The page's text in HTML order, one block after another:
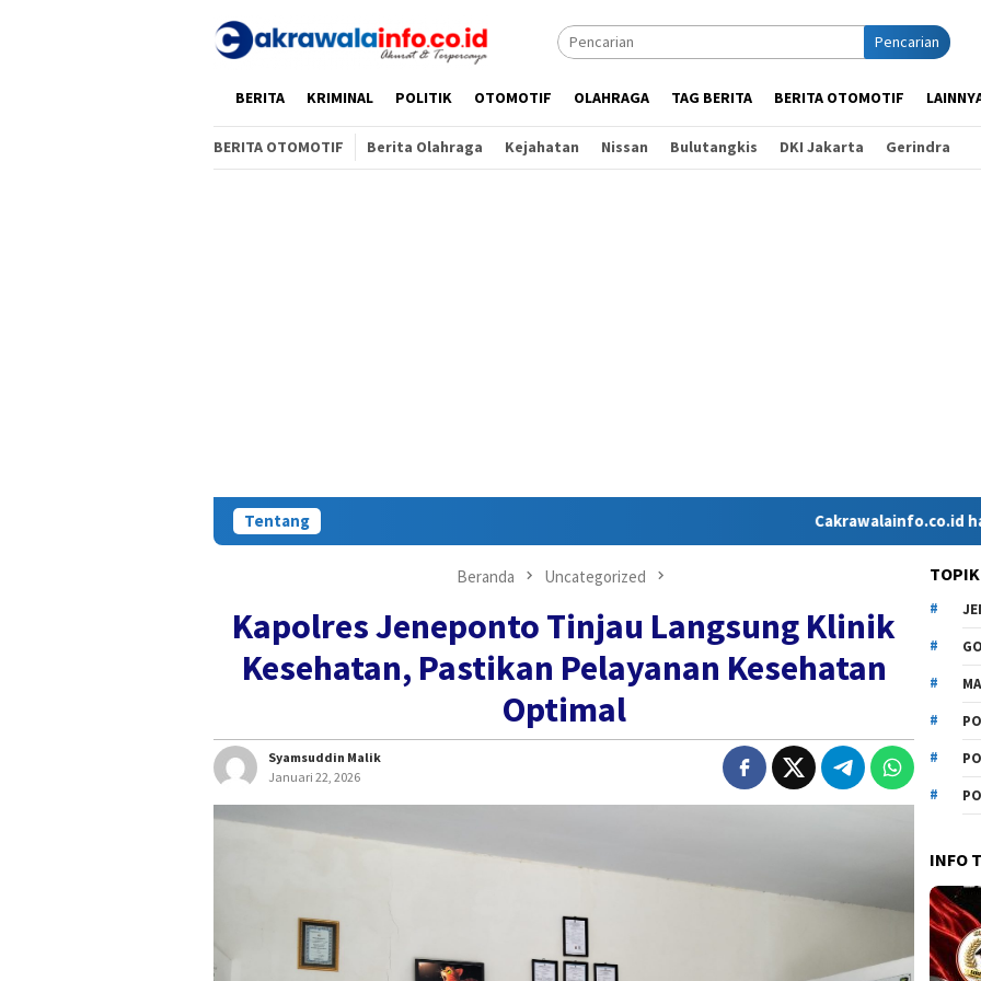
Pencarian
HOMEBERITA KRIMINAL POLITIK OTOMOTIF OLAHRAGA TAG BERITA BERITA OTOMOTIF
BERITA OTOMOTIF Berita Olahraga Kejahatan Nissan Bulutangkis DKI Jakarta Gerindra
Tentang Cakrawalainfo.co.id hadir
Beranda Uncategorized
Kapolres Jeneponto Tinjau Langsung Klinik
Kesehatan, Pastikan Pelayanan Kesehatan
Optimal
Syamsuddin Malik
Januari 22, 2026
INFO